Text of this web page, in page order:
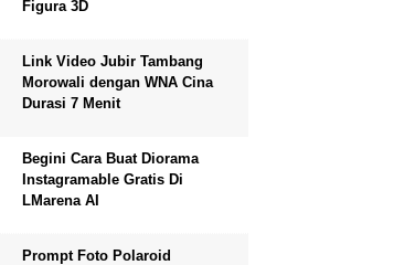
Figura 3D
Link Video Jubir Tambang
Morowali dengan WNA Cina
Durasi 7 Menit
Begini Cara Buat Diorama
Instagramable Gratis Di
LMarena AI
Prompt Foto Polaroid